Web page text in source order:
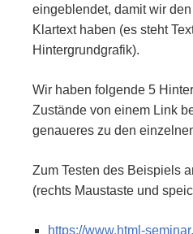
eingeblendet, damit wir
Klartext haben (es steht
Hintergrundgrafik).
Wir haben folgende 5
Zustände von einem Link
genaueres zu den
Zum Testen des Beispiels
(rechts Maustaste und
https://www.html-